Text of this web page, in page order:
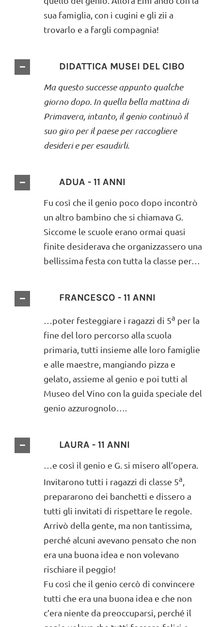
sua famiglia, con i cugini e gli zii a
trovarlo e a fargli compagnia!
DIDATTICA MUSEI DEL CIBO
Ma questo successe appunto qualche
giorno dopo. In quella bella mattina di
Primavera, intanto, il genio continuò il
suo giro per il paese per raccogliere
desideri e per esaudirli.
ADUA - 11 ANNI
Fu così che il genio poco dopo incontrò
un altro bambino che si chiamava G.
Siccome le scuole erano ormai quasi
finite desiderava che organizzassero una
bellissima festa con tutta la classe per…
FRANCESCO - 11 ANNI
…poter festeggiare i ragazzi di 5a per la
fine del loro percorso alla scuola
primaria, tutti insieme alle loro famiglie
e alle maestre, mangiando pizza e
gelato, assieme al genio e poi tutti al
Museo del Vino con la guida speciale del
genio azzurognolo….
LAURA - 11 ANNI
…e così il genio e G. si misero all’opera.
Invitarono tutti i ragazzi di classe 5a
prepararono dei banchetti e dissero a
tutti gli invitati di rispettare le regole.
Arrivò della gente, ma non tantissima,
perché alcuni avevano pensato che non
era una buona idea e non volevano
rischiare il peggio!
Fu così che il genio cercò di convincere
tutti che era una buona idea e che non
c’era niente da preoccuparsi, perché il